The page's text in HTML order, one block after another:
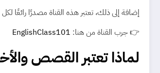
إضافة إلى ذلك، تعتبر هذه القناة مصدرًا رائعًا
👉 جرب القناة من هنا: EnglishClass101
لماذا تعتبر القصص